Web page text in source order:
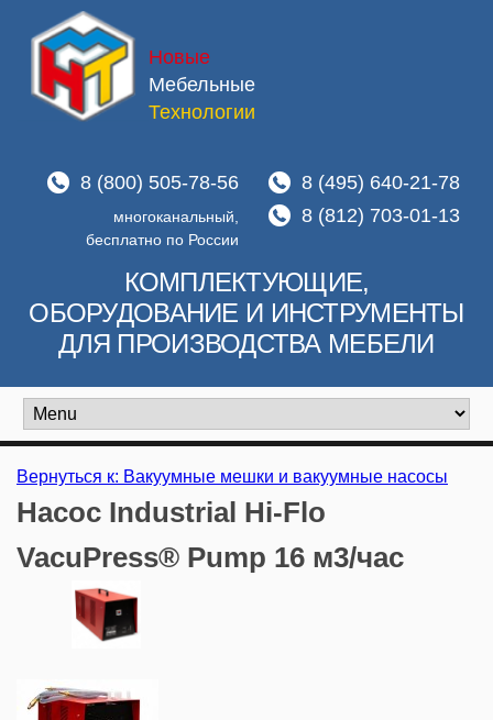
Новые
Мебельные
Технологии
8 (800) 505-78-56
многоканальный,
бесплатно по России
8 (495) 640-21-78
8 (812) 703-01-13
КОМПЛЕКТУЮЩИЕ,
ОБОРУДОВАНИЕ И ИНСТРУМЕНТЫ
ДЛЯ ПРОИЗВОДСТВА МЕБЕЛИ
Вернуться к: Вакуумные мешки и вакуумные насосы
Насос Industrial Hi-Flo
VacuPress® Pump 16 м3/час